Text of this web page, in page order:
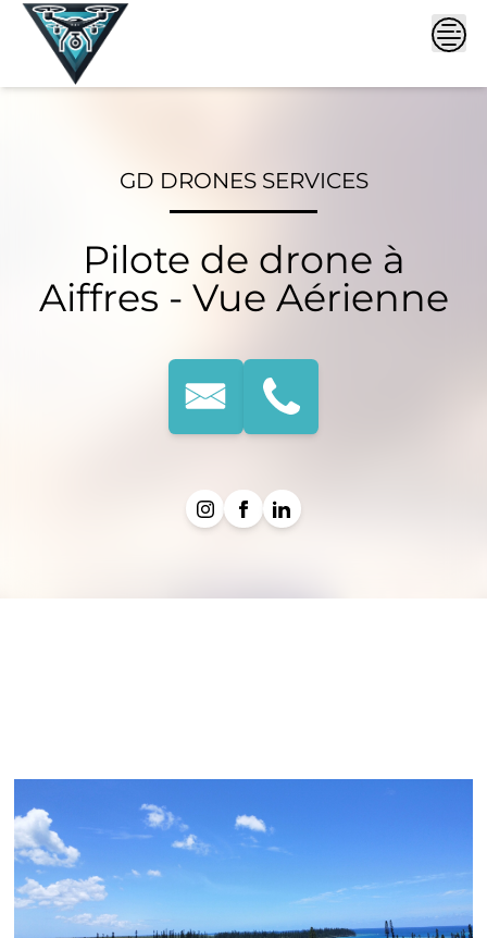
Skip
GD DRONES SERVICES
Pilote de drone à
Aiffres - Vue Aérienne